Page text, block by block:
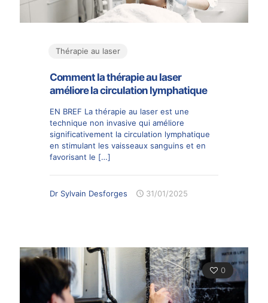
Thérapie au laser
Comment la thérapie au laser
améliore la circulation lymphatique
EN BREF La thérapie au laser est une
technique non invasive qui améliore
significativement la circulation lymphatique
en stimulant les vaisseaux sanguins et en
favorisant le […]
Dr Sylvain Desforges 31/01/2025
0